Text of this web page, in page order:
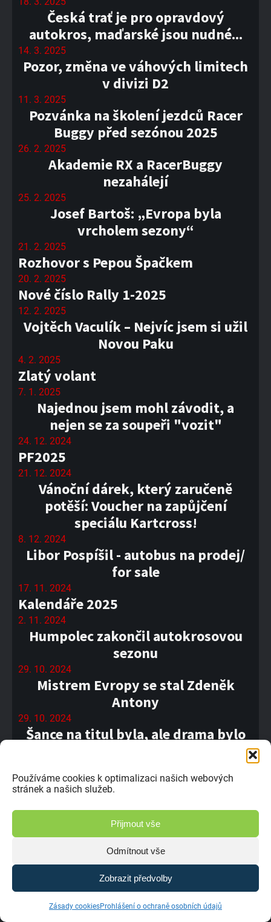
Používáme cookies k optimalizaci našich webových
stránek a našich služeb.
Přijmout vše
Odmítnout vše
Zobrazit předvolby
Zásady cookiesProhlášení o ochraně osobních údajů
Česká trať je pro opravdový
autokros, maďarské jsou nudné...
14. 3. 2025
Pozor, změna ve váhových limitech
v divizi D2
11. 3. 2025
Pozvánka na školení jezdců Racer
Buggy před sezónou 2025
26. 2. 2025
Akademie RX a RacerBuggy
nezahálejí
25. 2. 2025
Josef Bartoš: „Evropa byla
vrcholem sezony“
21. 2. 2025
Rozhovor s Pepou Špačkem
20. 2. 2025
Nové číslo Rally 1-2025
12. 2. 2025
Vojtěch Vaculík – Nejvíc jsem si užil
Novou Paku
4. 2. 2025
Zlatý volant
7. 1. 2025
Najednou jsem mohl závodit, a
nejen se za soupeři "vozit"
24. 12. 2024
PF2025
21. 12. 2024
Vánoční dárek, který zaručeně
potěší: Voucher na zapůjčení
speciálu Kartcross!
8. 12. 2024
Libor Pospíšil - autobus na prodej/
for sale
17. 11. 2024
Kalendáře 2025
2. 11. 2024
Humpolec zakončil autokrosovou
sezonu
29. 10. 2024
Mistrem Evropy se stal Zdeněk
Antony
29. 10. 2024
Šance na titul byla, ale drama bylo
Shrnutí sezony 2024 od Bret
Sedlčany, něco neskutečného, říká
nová mistryně republiky Eliška Plná
24. 10. 2024
Josef Švorc: Mollerussa byla velmi
technická